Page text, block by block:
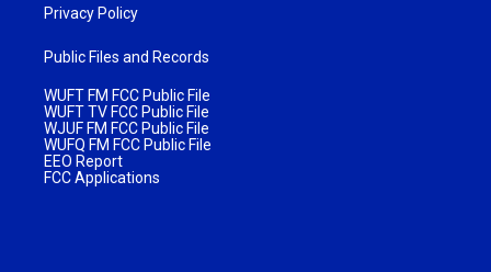
Privacy Policy
Public Files and Records
WUFT FM FCC Public File
WUFT TV FCC Public File
WJUF FM FCC Public File
WUFQ FM FCC Public File
EEO Report
FCC Applications